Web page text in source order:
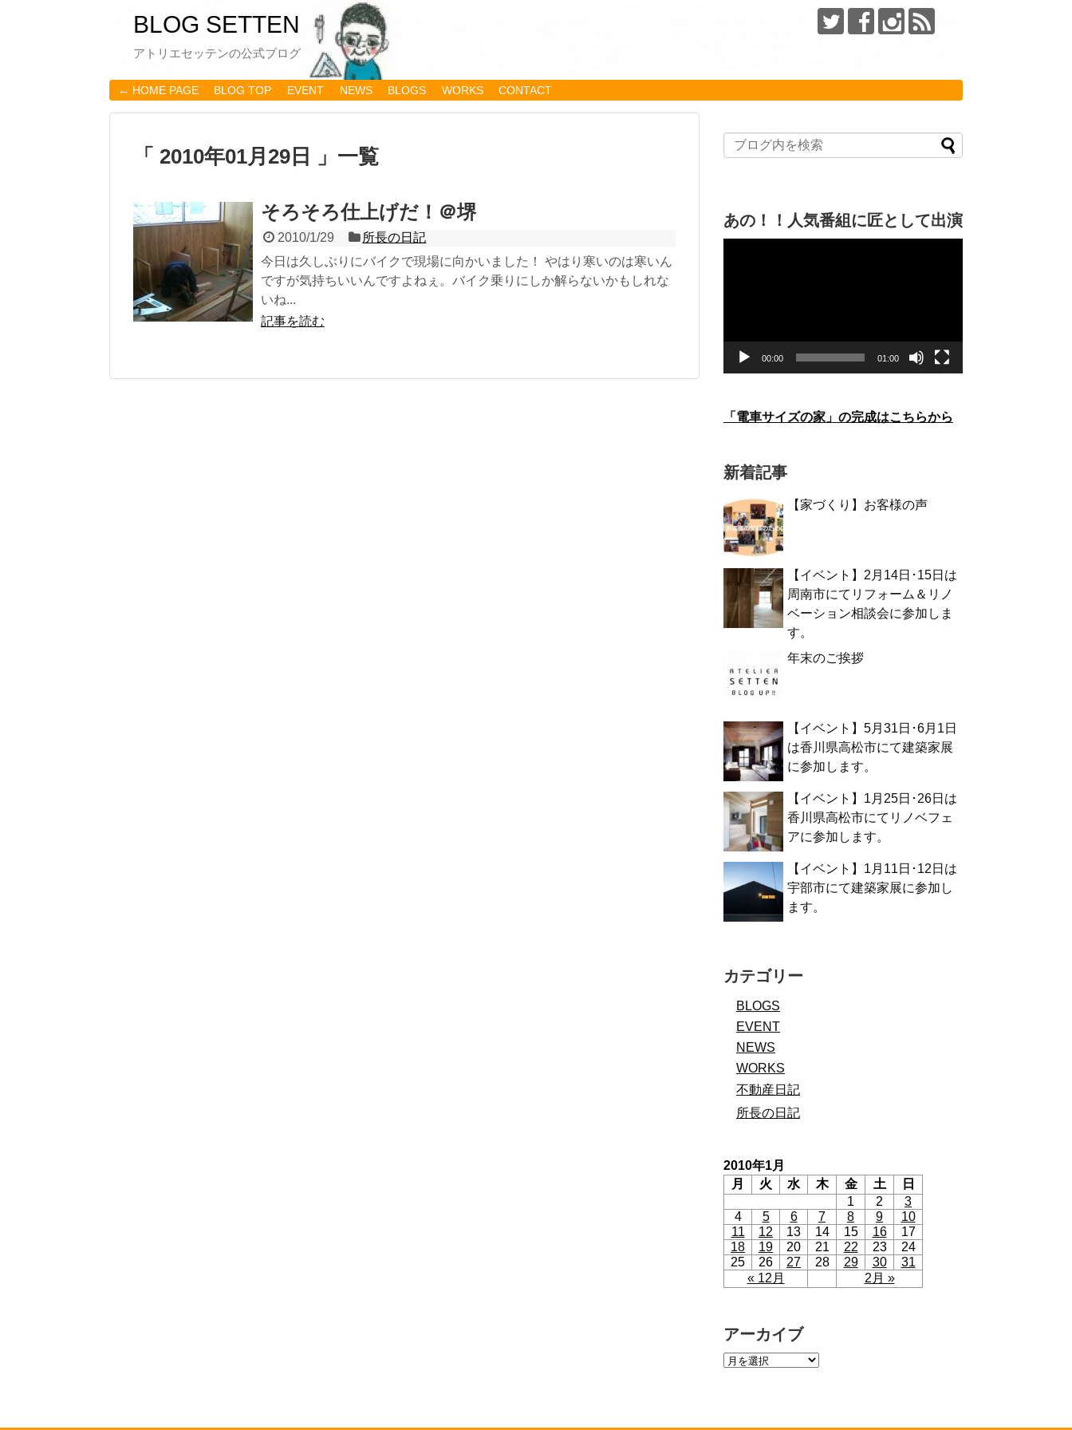
BLOG SETTEN
アトリエセッテンの公式ブログ
← HOME PAGE BLOG TOP EVENT NEWS BLOGS WORKS CONTACT
「 2010年01月29日 」一覧
そろそろ仕上げだ！＠堺
2010/1/29
所長の日記
今日は久しぶりにバイクで現場に向かいました！ やはり寒いのは寒いん
ですが気持ちいいんですよねぇ。バイク乗りにしか解らないかもしれな
いね...
記事を読む
あの！！人気番組に匠として出演
ー
00:00 01:00
「電車サイズの家」の完成はこちらから
新着記事
【家づくり】お客様の声
【イベント】2月14日･15日は
周南市にてリフォーム＆リノ
ベーション相談会に参加しま
す。
年末のご挨拶
【イベント】5月31日･6月1日
は香川県高松市にて建築家展
に参加します。
【イベント】1月25日･26日は
香川県高松市にてリノベフェ
アに参加します。
【イベント】1月11日･12日は
宇部市にて建築家展に参加し
ます。
カテゴリー
BLOGS
EVENT
NEWS
WORKS
不動産日記
所長の日記
2010年1月
月
火 水 木 金 土 日
« 12月 2月 »
1 2
3
4
5 6 7 8 9
10
11
12 13 14 15 16
17
18
19 20 21 22 23
24
25
26 27 28 29 30 31
アーカイブ